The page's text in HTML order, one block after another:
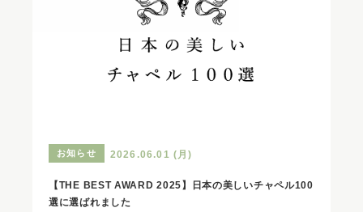
お知らせ 2026.06.01 (月)
【THE BEST AWARD 2025】日本の美しいチャペル100
選に選ばれました